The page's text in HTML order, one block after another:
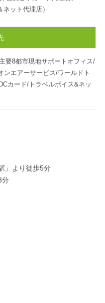
ット代理店）
要8都市現地サポートオフィス/
ンエアーサービス/ワールドト
カード/トラベルボイス&ネッ
」より徒歩5分
分